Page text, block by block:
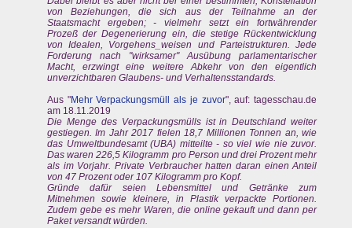
von Beziehungen, die sich aus der Teilnahme an der
Staatsmacht ergeben; - vielmehr setzt ein fortwährender
Prozeß der Degenerierung ein, die stetige Rückentwicklung
von Idealen, Vorgehens_weisen und Parteistrukturen. Jede
Forderung nach "wirksamer" Ausübung parlamentarischer
Macht, erzwingt eine weitere Abkehr von den eigentlich
unverzichtbaren Glaubens- und Verhaltensstandards.
Aus "Mehr Verpackungsmüll als je zuvor", auf: tagesschau.de
am 18.11.2019
Die Menge des Verpackungsmülls ist in Deutschland weiter
gestiegen. Im Jahr 2017 fielen 18,7 Millionen Tonnen an, wie
das Umweltbundesamt (UBA) mitteilte - so viel wie nie zuvor.
Das waren 226,5 Kilogramm pro Person und drei Prozent mehr
als im Vorjahr. Private Verbraucher hatten daran einen Anteil
von 47 Prozent oder 107 Kilogramm pro Kopf.
Gründe dafür seien Lebensmittel und Getränke zum
Mitnehmen sowie kleinere, in Plastik verpackte Portionen.
Zudem gebe es mehr Waren, die online gekauft und dann per
Paket versandt würden.